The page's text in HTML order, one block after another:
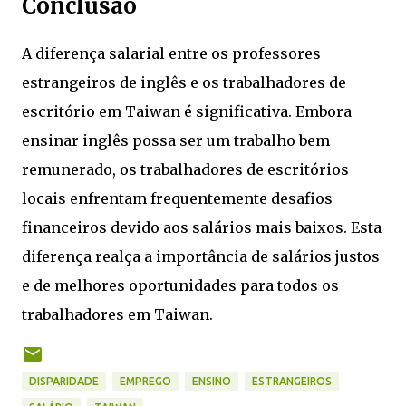
Conclusão
A diferença salarial entre os professores
estrangeiros de inglês e os trabalhadores de
escritório em Taiwan é significativa. Embora
ensinar inglês possa ser um trabalho bem
remunerado, os trabalhadores de escritórios
locais enfrentam frequentemente desafios
financeiros devido aos salários mais baixos. Esta
diferença realça a importância de salários justos
e de melhores oportunidades para todos os
trabalhadores em Taiwan.
DISPARIDADE EMPREGO ENSINO ESTRANGEIROS